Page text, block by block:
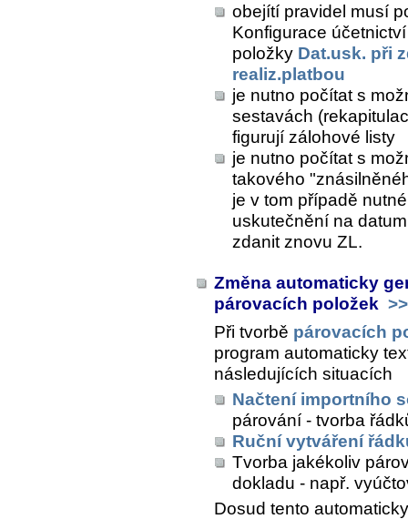
obejítí pravidel musí
Konfigurace
položky Dat.usk. při
realiz.platbou
je nutno počítat s
sestavách
figurují zálohové listy
je nutno počítat s
takového
je v tom případě
uskutečnění na
zdanit znovu ZL.
Změna automaticky
párovacích položek
Při tvorbě párovacích
program automaticky
následujících situacích
Načtení importního
párování - tvorba
Ruční vytváření
Tvorba jakékoliv
dokladu - např.
Dosud tento